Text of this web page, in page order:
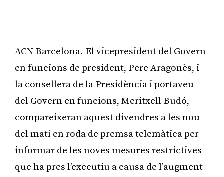
ACN Barcelona.-El vicepresident del Govern
en funcions de president, Pere Aragonès, i
la consellera de la Presidència i portaveu
del Govern en funcions, Meritxell Budó,
compareixeran aquest divendres a les nou
del matí en roda de premsa telemàtica per
informar de les noves mesures restrictives
que ha pres l’executiu a causa de l’augment